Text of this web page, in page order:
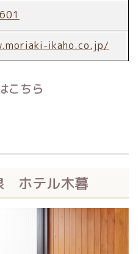
ikaho.co.jp/
こちら
ホテル木暮